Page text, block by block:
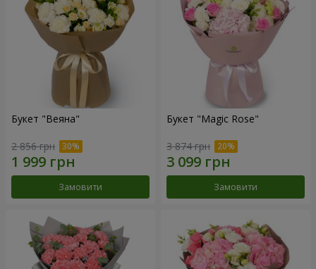
Букет "Веяна"
2 856 грн
Замовити
Букет "Magic Rose"
3 874 грн
Замовити